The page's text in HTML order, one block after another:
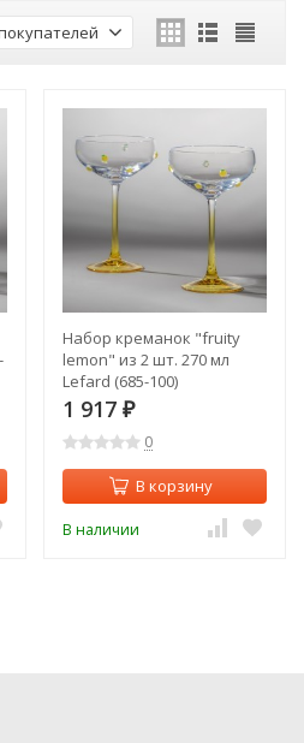
Набор креманок "fruity
lemon" из 2 шт. 270 мл
Lefard (685-100)
1 917 ₽
0
В корзину
В наличии